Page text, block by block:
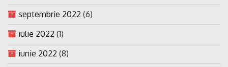
septembrie 2022 (6)
iulie 2022 (1)
iunie 2022 (8)